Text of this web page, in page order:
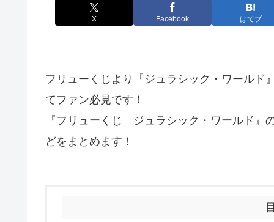
X Facebook はてブ
フリューくじより『ジュラシック・ワールド
てファン必見です！
『フリューくじ ジュラシック・ワールド』
どをまとめます！